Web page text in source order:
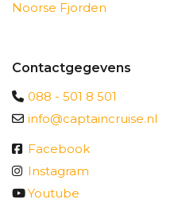
Noorse Fjorden
Contactgegevens
088 - 501 8 501
info@captaincruise.nl
Facebook
Instagram
Youtube